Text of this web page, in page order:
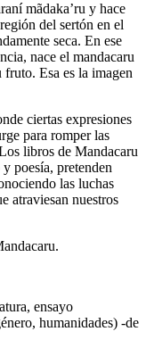
mãdaka’ru y hace
del sertón en el
seca. En ese
nace el mandacaru
Esa es la imagen
ciertas expresiones
para romper las
libros de Mandacaru
poesía, pretenden
las luchas
atraviesan nuestros
ensayo
humanidades) -de